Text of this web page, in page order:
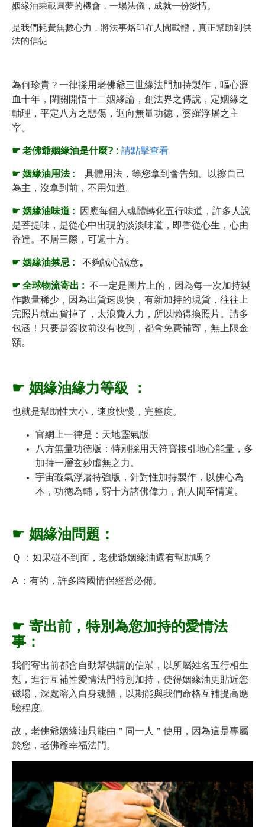
姻緣油乘載圓夢的機會，一場法儀，成就一份愛情。
是我們耗費無數心力，將法事烙印在人間載體，真正幫助到供
法的信徒
為何珍貴？一律採用老佛爺三世緣法門加持製作，嘔心瀝
血十年，閉關開悟十二姻緣論，創法界之傳說，定姻緣之
軸理，平定八方之悲傷，迴向無量功德，婆羅浮屠之主
宰。
☛ 老佛爺姻緣油是什麼? : 請點擊查看
☛ 姻緣油用法 :
具體用法，等您拿到會告知。以擦自己
為主，沒拿到前，不用知道。
☛ 姻緣油味道 :
因應每個人魂體轉化五行味道，許多人說
是菩提味，是從心中出現的淡淡味道，即香從心生，心由
香達。不居三際，可遍十方。
☛ 姻緣油禁忌 : 不夠誠心誠意。
☛ 全球物流寄出 : 不一定是圖片上的，因為每一次加持製
作數量稀少，因為出貨速度快，有新加持的現貨，往往上
完照片就出貨掉了，太浪費人力，所以懶得換照片。請多
包涵！只要是簽收前沒有收到，都會免費補寄，無上限金
額。
☛ 姻緣油緣力等級 ：
也就是幫助性大小，速度快慢，完整度。
官網上一律是：天地靈氣版
八方無量功德版：特別採用天符寶接引地心能量，多
加持一層玄妙虛無之力。
宇宙璇氣浮屠特強版，針對性加持製作，以佛心為
本，功德為輔，窮十方諸佛偉力，創人間至情道。
☛ 姻緣油問題：
Ｑ ：如果碰不到面，老佛爺姻緣油還有幫助嗎？
A ：有的，許多跨國情侶經營必備。
☛ 寄出前，特別為您加持的愛情法
事：
我們寄出前都會自動幫供請的信眾，以所屬姓名五行相生
剋，進行互補性愛情法門特別加持，使得姻緣油更貼近您
磁場，深處溶入自身魂體，以期能與我們命格互補提高應
驗程度。
故，老佛爺姻緣油只能由＂同一人＂使用，因為這是專屬
於您，老佛爺幸福法門。